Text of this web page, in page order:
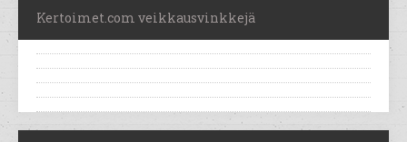
Kertoimet.com veikkausvinkkejä